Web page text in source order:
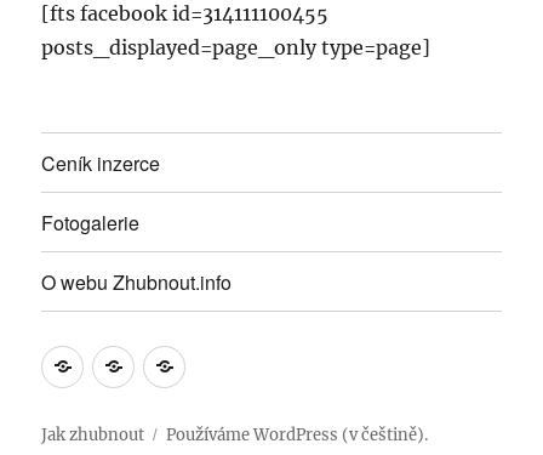
[fts facebook id=314111100455
posts_displayed=page_only type=page]
Ceník inzerce
Fotogalerie
O webu Zhubnout.info
CeníkFotogalerie
O
Zhubnout.info
Jak zhubnout Používáme WordPress (v češtině).